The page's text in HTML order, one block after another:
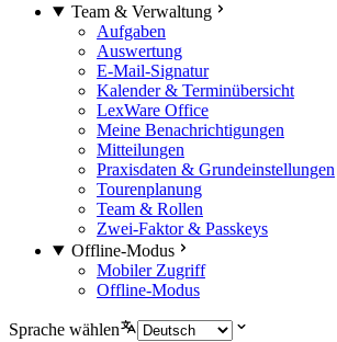
Team & Verwaltung
Aufgaben
Auswertung
E-Mail-Signatur
Kalender & Terminübersicht
LexWare Office
Meine Benachrichtigungen
Mitteilungen
Praxisdaten & Grundeinstellungen
Tourenplanung
Team & Rollen
Zwei-Faktor & Passkeys
Offline-Modus
Mobiler Zugriff
Offline-Modus
Sprache wählen